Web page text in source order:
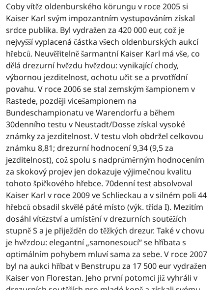
Coby vítěz oldenburského körungu v roce 2005 si
Kaiser Karl svým impozantním vystupováním získal
srdce publika. Byl vydražen za 420 000 eur, což je
nejvyšší vyplacená částka všech oldenburských aukcí
hřebců. Neuvěřitelně šarmantní Kaiser Karl má vše, co
dělá drezurní hvězdu hvězdou: vynikající chody,
výbornou jezditelnost, ochotu učit se a prvotřídní
povahu. V roce 2006 se stal zemským šampionem v
Rastede, později vicešampionem na
Bundeschampionatu ve Warendorfu a během
30denního testu v Neustadt/Dosse získal vysoké
známky za jezditelnost. V testu vloh obdržel celkovou
známku 8,81; drezurní hodnocení 9,34 (9,5 za
jezditelnost), což spolu s nadprůměrným hodnocením
za skokový projev jen dokazuje výjimečnou kvalitu
tohoto špičkového hřebce. 70denní test absolvoval
Kaiser Karl v roce 2009 ve Schlieckau a v silném poli 44
hřebců obsadil skvělé páté místo (výk. třída I). Mezitím
dosáhl vítězství a umístění v drezurních soutěžích
stupně S a je přiježděn do těžkých drezur. Také v chovu
je hvězdou: elegantní „samonesoucí“ se hříbata s
optimálním pohybem mluví sama za sebe. V roce 2007
byl na aukci hříbat v Benstrupu za 17 500 eur vydražen
Kaiser von Florestan. Jeho první potomci již vyhráli v